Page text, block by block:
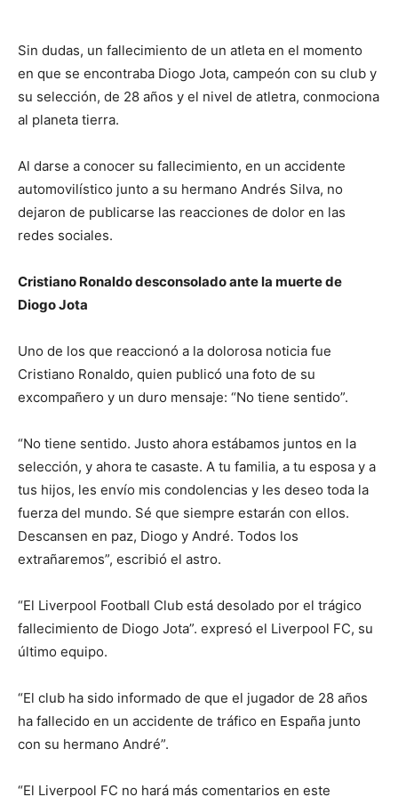
Sin dudas, un fallecimiento de un atleta en el momento
en que se encontraba Diogo Jota, campeón con su club y
su selección, de 28 años y el nivel de atletra, conmociona
al planeta tierra.
Al darse a conocer su fallecimiento, en un accidente
automovilístico junto a su hermano Andrés Silva, no
dejaron de publicarse las reacciones de dolor en las
redes sociales.
Cristiano Ronaldo desconsolado ante la muerte de
Diogo Jota
Uno de los que reaccionó a la dolorosa noticia fue
Cristiano Ronaldo, quien publicó una foto de su
excompañero y un duro mensaje: “No tiene sentido”.
“No tiene sentido. Justo ahora estábamos juntos en la
selección, y ahora te casaste. A tu familia, a tu esposa y a
tus hijos, les envío mis condolencias y les deseo toda la
fuerza del mundo. Sé que siempre estarán con ellos.
Descansen en paz, Diogo y André. Todos los
extrañaremos”, escribió el astro.
“El Liverpool Football Club está desolado por el trágico
fallecimiento de Diogo Jota”. expresó el Liverpool FC, su
último equipo.
“El club ha sido informado de que el jugador de 28 años
ha fallecido en un accidente de tráfico en España junto
con su hermano André”.
“El Liverpool FC no hará más comentarios en este